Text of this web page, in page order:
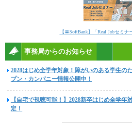
【〓SoftBank】「Real Jobセミナ
事務局からのお知らせ
2028はじめ全学年対象！障がいのある学生の
プン・カンパニー情報公開中！
【自宅で視聴可能！】2028新卒はじめ全学
定！